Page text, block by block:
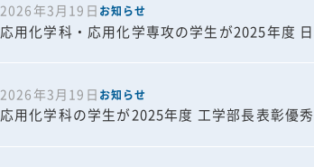
2026年3月19日 お知らせ
応用化学科・応用化学専攻の学生が2025年度
2026年3月19日 お知らせ
応用化学科の学生が2025年度 工学部長表彰優